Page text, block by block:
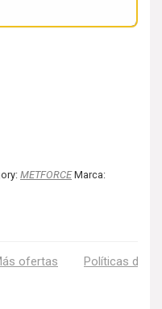
METFORCE Marca:
ofertas Políticas de la